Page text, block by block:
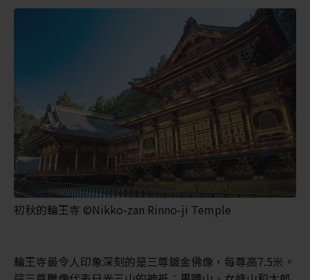
初秋的輪王寺 ©Nikko-zan Rinno-ji Temple
輪王寺最令人印象深刻的是三尊鍍金佛像，每尊高7.5米。